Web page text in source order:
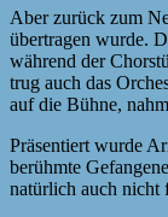
Aber zurück zum
übertragen wurde.
während der
trug auch das
auf die Bühne,
Präsentiert wurde
berühmte
natürlich auch nicht